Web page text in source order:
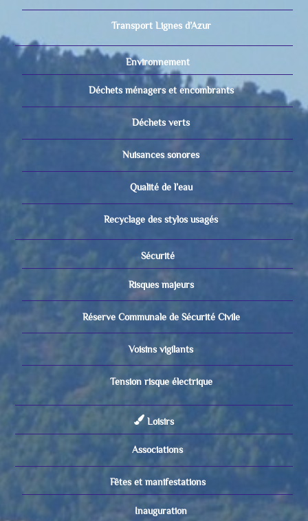
Transport Lignes d’Azur
Environnement
Déchets ménagers et encombrants
Déchets verts
Nuisances sonores
Qualité de l’eau
Recyclage des stylos usagés
Sécurité
Risques majeurs
Réserve Communale de Sécurité Civile
Voisins vigilants
Tension risque électrique
Loisirs
Associations
Fêtes et manifestations
Inauguration